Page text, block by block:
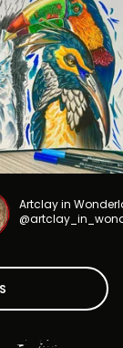
Artclay in